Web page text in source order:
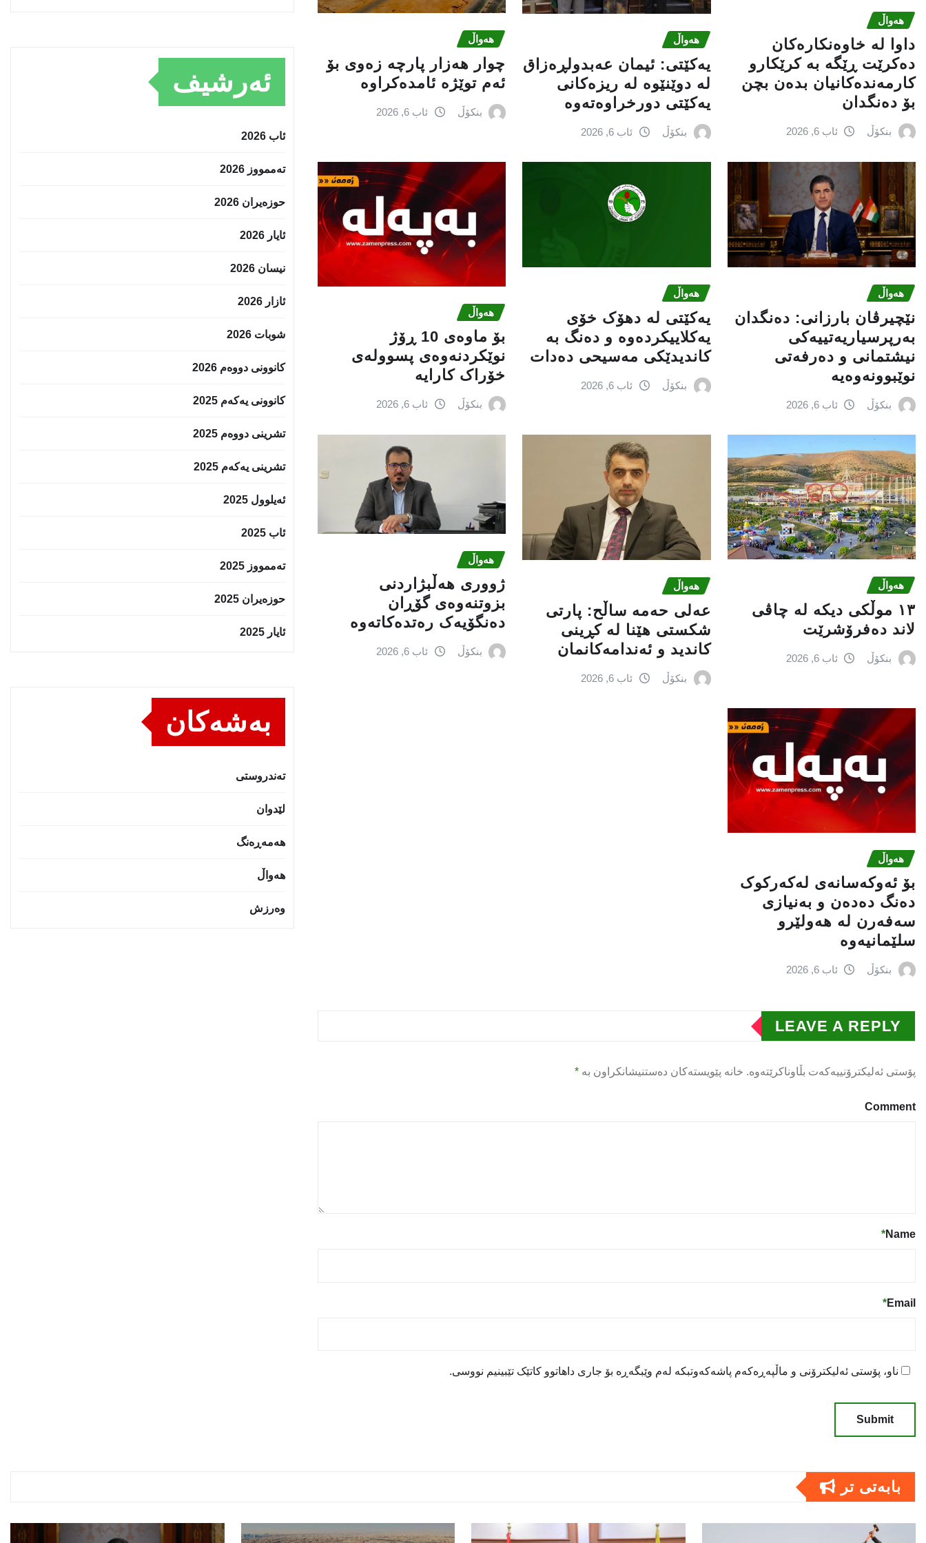
هەواڵ
داوا لە خاوەنکارەکان
دەکرێت ڕێگە بە کرێکارو
کارمەندەکانیان بدەن بچن
بۆ دەنگدان
بنکۆڵ ئاب 6, 2026
هەواڵ
یه‌كێتی: ئیمان عه‌بدولڕه‌زاق
له‌ دوێنێوه‌ له‌ ریزه‌كانی
یه‌كێتی دورخراوه‌ته‌وه‌
بنکۆڵ ئاب 6, 2026
هەواڵ
چوار هەزار پارچە زەوی بۆ
ئەم توێژە ئامدەکراوە
بنکۆڵ ئاب 6, 2026
هەواڵ
نێچيرڤان بارزانى: دەنگدان
بەرپرسیاريه‌تییەکی
نیشتمانى و دەرفەتی
نوێبوونەوەیە
بنکۆڵ ئاب 6, 2026
هەواڵ
یەکێتی لە دهۆک خۆی
یەکلاییکردەوە و دەنگ بە
کاندیدێکی مەسیحی دەدات
بنکۆڵ ئاب 6, 2026
هەواڵ
بۆ ماوەی 10 ڕۆژ
نوێکردنەوەی پسوولەی
خۆراک کارایە
بنکۆڵ ئاب 6, 2026
هەواڵ
١٣ موڵکی دیکە لە چاڤی
لاند دەفرۆشرێت
بنکۆڵ ئاب 6, 2026
هەواڵ
عه‌لی‌ حه‌مه‌ ساڵح: پارتی‌
شكستی‌ هێنا له‌ كڕینی‌
كاندید و ئه‌ندامه‌كانمان
بنکۆڵ ئاب 6, 2026
هەواڵ
ژووری هەڵبژاردنی
بزوتنەوەى گۆڕان
دەنگۆیەک رەتدەکاتەوە
بنکۆڵ ئاب 6, 2026
هەواڵ
بۆ ئەوکەسانەی لەکەرکوک
دەنگ دەدەن و بەنیازی
سەفەرن لە هەولێرو
سلێمانیەوە
بنکۆڵ ئاب 6, 2026
LEAVE A REPLY
پۆستی ئەلیکترۆنییەکەت بڵاوناکرێتەوە. خانە پێویستەکان دەستنیشانکراون بە *
Comment
Name
*
Email
*
ناو، پۆستی ئەلیکترۆنی و ماڵپەڕەکەم پاشەکەوتبکە لەم وێبگەڕە بۆ جاری داهاتوو کاتێک تێبینیم نووسی.
ئەرشیف
ئاب 2026
تەممووز 2026
حوزه‌یران 2026
ئایار 2026
نیسان 2026
ئازار 2026
شوبات 2026
کانوونی دووەم 2026
کانوونی یەکەم 2025
تشرینی دووەم 2025
تشرینی یەکەم 2025
ئەیلوول 2025
ئاب 2025
تەممووز 2025
حوزه‌یران 2025
ئایار 2025
بەشەکان
تەندروستى
لێدوان
هەمەڕەنگ
هەواڵ
وەرزش
بابەتى تر